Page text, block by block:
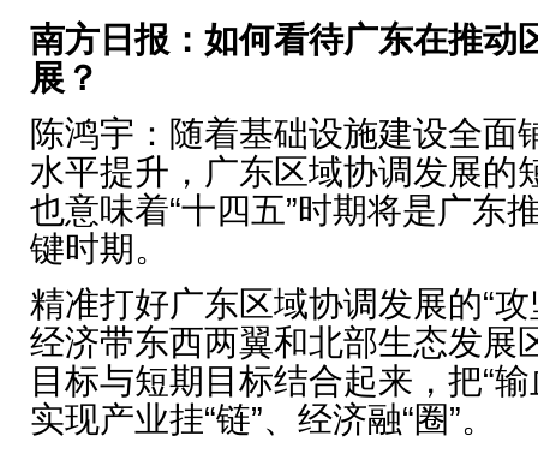
南方日报：如何看待广东在推动
展？
陈鸿宇：随着基础设施建设全面
水平提升，广东区域协调发展的
也意味着“十四五”时期将是广东
键时期。
精准打好广东区域协调发展的“
经济带东西两翼和北部生态发展
目标与短期目标结合起来，把“输
实现产业挂“链”、经济融“圈”。